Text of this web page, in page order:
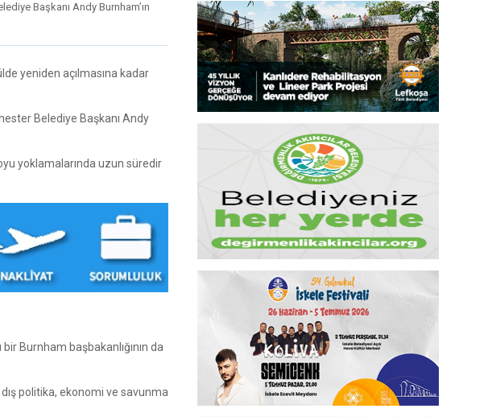
Başkanı Andy Burnham’ın
yeniden açılmasına kadar
Belediye Başkanı Andy
yoklamalarında uzun süredir
Burnham başbakanlığının da
politika, ekonomi ve savunma